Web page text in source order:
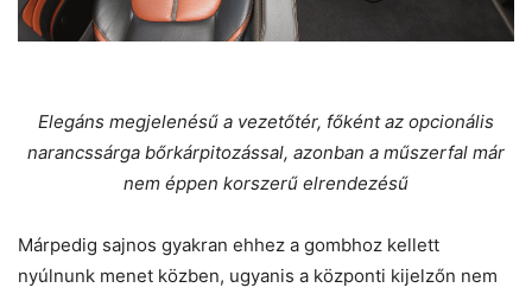
Elegáns megjelenésű a vezetőtér, főként az opcionális
narancssárga bőrkárpitozással, azonban a műszerfal már
nem éppen korszerű elrendezésű
Márpedig sajnos gyakran ehhez a gombhoz kellett
nyúlnunk menet közben, ugyanis a központi kijelzőn nem